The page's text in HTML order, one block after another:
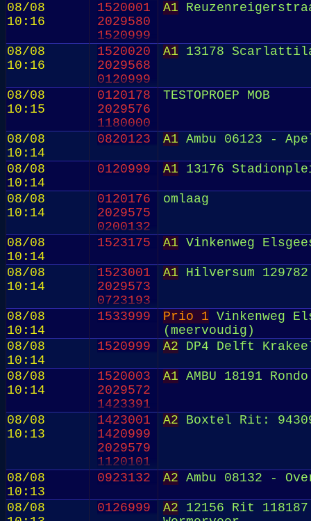
08/08
10:16
1520001
2029580
1520999
A1
08/08
10:16
1520020
2029568
0120999
A1 13178
08/08
10:15
0120178
2029576
1180000
TESTOPROEP MOB
08/08
10:14
0820123 A1 Ambu 06123 -
08/08
10:14
0120999 A1 13176
08/08
10:14
0120176
2029575
0200132
omlaag
08/08
10:14
1523175 A1 Vinkenweg
08/08
10:14
1523001
2029573
0723193
A1 Hilversum 129782
08/08
10:14
1533999 Prio 1 Vinkenweg
(meervoudig)
08/08
10:14
1520999 A2 DP4 Delft
08/08
10:14
1520003
2029572
1423391
A1 AMBU 18191
08/08
10:13
1423001
1420999
2029579
1120101
A2 Boxtel Rit:
08/08
10:13
0923132 A2 Ambu 08132 -
08/08
0126999 A2 12156 Rit 118187